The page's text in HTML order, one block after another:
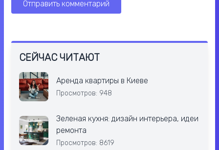
СЕЙЧАС ЧИТАЮТ
Аренда квартиры в Киеве
Просмотров: 948
Зеленая кухня: дизайн интерьера, идеи
ремонта
Просмотров: 8619